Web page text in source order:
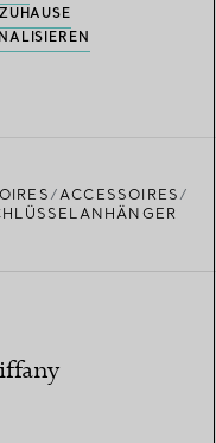
ACCESSOIRES